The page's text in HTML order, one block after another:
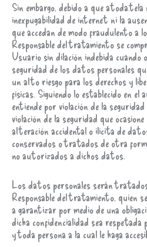
Sin embargo, debido a que
inexpugabilidad de internet ni la
que accedan de modo fraudulento a
Responsable del tratamiento se
Usuario sin dilación indebida cuando
seguridad de los datos personales
un alto riesgo para los derechos y
físicas. Siguiendo lo establecido en el
entiende por violación de la
violación de la seguridad que
alteración accidental o ilícita de
conservados o tratados de otra
no autorizados a dichos datos.
Los datos personales serán
Responsable del tratamiento, quien
a garantizar por medio de una
dicha confidencialidad sea respetada
y toda persona a la cual le haga